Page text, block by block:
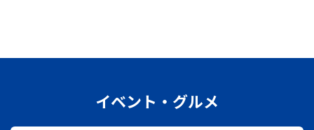
イベント・グルメ